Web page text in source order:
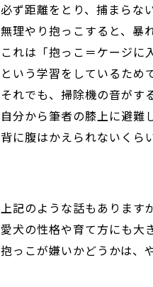
必ず距離をとり、捕まらな
無理やり抱っこすると、暴
これは「抱っこ＝ケージに
という学習をしているため
それでも、掃除機の音がする
自分から筆者の膝上に避難
背に腹はかえられないくら
上記のような話もあります
愛犬の性格や育て方にも大
抱っこが嫌いかどうかは、